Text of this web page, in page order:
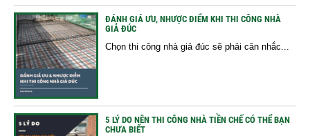
ĐÁNH GIÁ ƯU, NHƯỢC ĐIỂM KHI THI CÔNG NHÀ
GIẢ ĐÚC
Chọn thi công nhà giả đúc sẽ phải cân nhắc...
5 LÝ DO NÊN THI CÔNG NHÀ TIỀN CHẾ CÓ THỂ BẠN
CHƯA BIẾT